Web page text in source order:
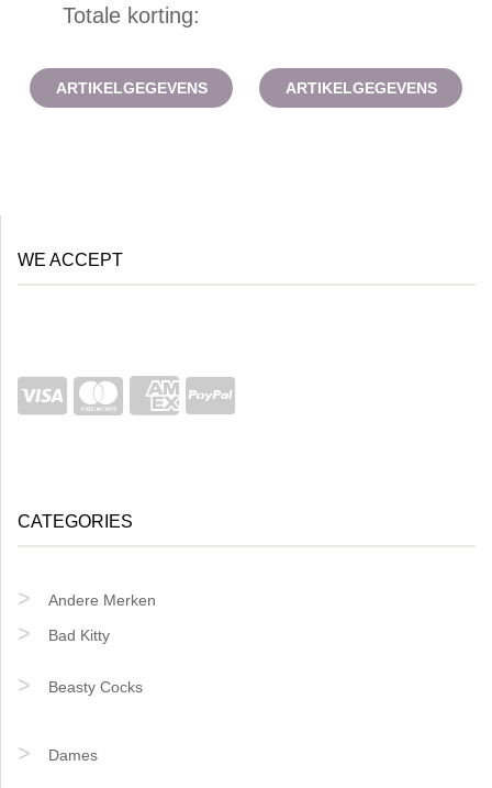
Totale korting:
ARTIKELGEGEVENS ARTIKELGEGEVENS
WE ACCEPT
CATEGORIES
Andere Merken
Bad Kitty
Beasty Cocks
Dames